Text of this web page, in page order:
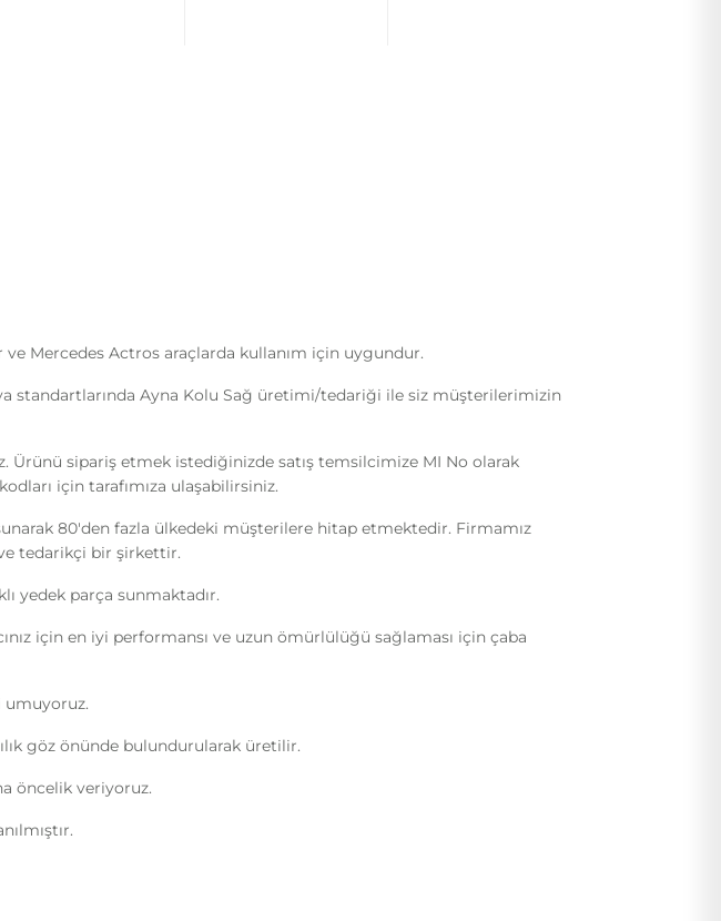
ve Mercedes Actros araçlarda kullanım için uygundur.
standartlarında Ayna Kolu Sağ üretimi/tedariği ile siz müşterilerimizin
Ürünü sipariş etmek istediğinizde satış temsilcimize MI No olarak
için tarafımıza ulaşabilirsiniz.
80'den fazla ülkedeki müşterilere hitap etmektedir. Firmamız
tedarikçi bir şirkettir.
yedek parça sunmaktadır.
için en iyi performansı ve uzun ömürlülüğü sağlaması için çaba
umuyoruz.
göz önünde bulundurularak üretilir.
öncelik veriyoruz.